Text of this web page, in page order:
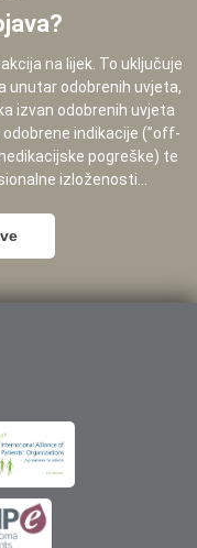
na lijek. To uključuje
unutar odobrenih uvjeta,
izvan odobrenih uvjeta
indikacije (”off-
pogreške) te
izloženosti...